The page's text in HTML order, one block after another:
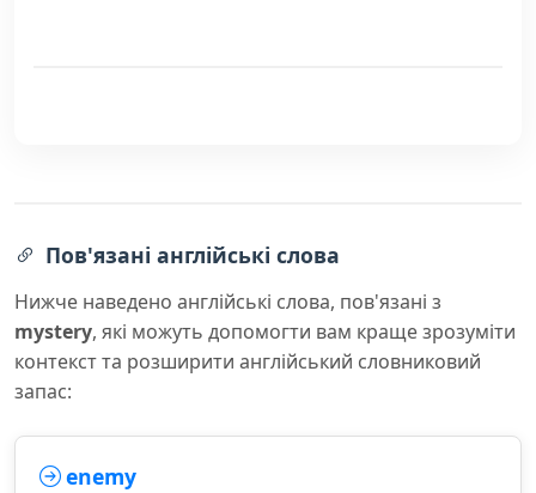
Пов'язані англійські слова
Нижче наведено англійські слова, пов'язані з
mystery, які можуть допомогти вам краще зрозуміти
контекст та розширити англійський словниковий
запас:
enemy